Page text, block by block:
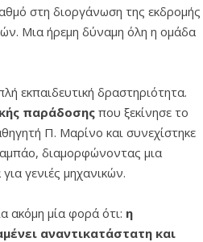
στη διοργάνωση της εκδρομής
Μια ήρεμη δύναμη όλη η ομάδα
εκπαιδευτική δραστηριότητα.
παράδοσηςπου ξεκίνησε το
Π. Μαρίνο και συνεχίστηκε
διαμορφώνοντας μια
γενιές μηχανικών.
ακόμη μία φορά ότι: η
αναντικατάστατη και